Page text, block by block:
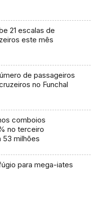
21 escalas de
este mês
de passageiros
no Funchal
comboios
no terceiro
53 milhões
para mega-iates